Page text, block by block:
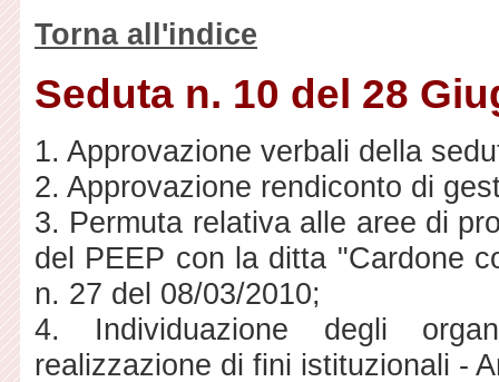
Torna all'indice
Seduta n. 10 del 28
1. Approvazione verbali della
2. Approvazione rendiconto di
3. Permuta relativa alle aree di
del PEEP con la ditta "Cardone
n. 27 del 08/03/2010;
4. Individuazione degli
realizzazione di fini istituzionali -